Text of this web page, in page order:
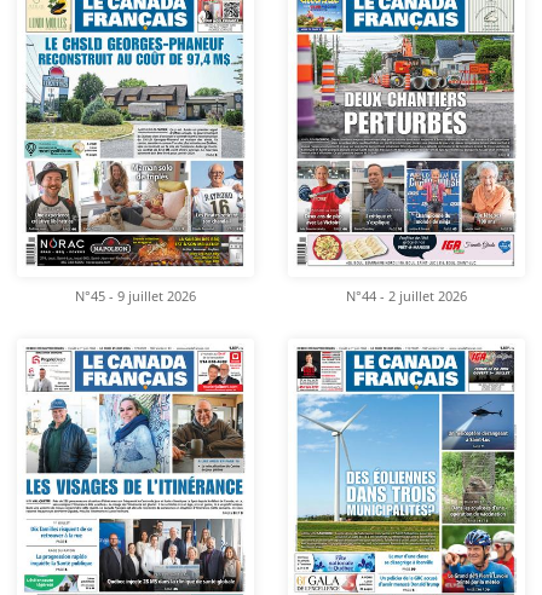
N°45 - 9 juillet 2026 N°44 - 2 juillet 2026